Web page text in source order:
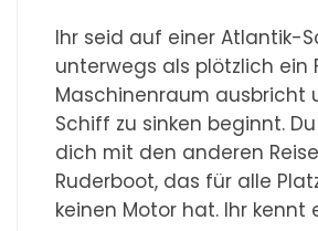
Ihr seid auf einer Atlantik-
unterwegs als plötzlich ein
Maschinenraum ausbricht
Schiff zu sinken beginnt.
dich mit den anderen
Ruderboot, das für alle
keinen Motor hat. Ihr kennt